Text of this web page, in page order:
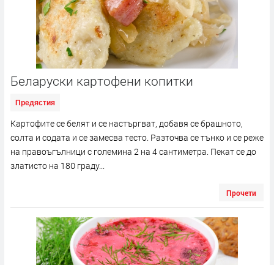
Беларуски картофени копитки
Предястия
Картофите се белят и се настъргват, добавя се брашното,
солта и содата и се замесва тесто. Разточва се тънко и се реже
на правоъгълници с големина 2 на 4 сантиметра. Пекат се до
златисто на 180 граду...
Прочети